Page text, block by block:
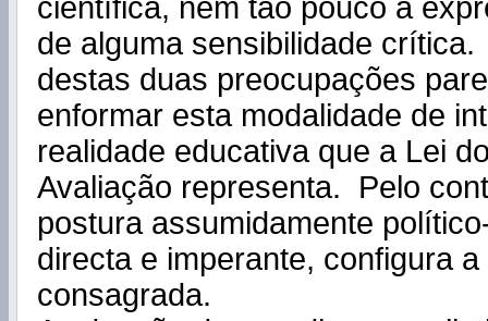
científica, nem tão pouco a
de alguma sensibilidade
destas duas preocupações
enformar esta modalidade de
realidade educativa que a Lei
Avaliação representa. Pelo
postura assumidamente
directa e imperante, configura
consagrada.